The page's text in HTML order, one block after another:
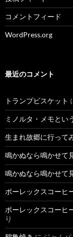
コメントフィード
WordPress.org
最近のコメント
トランプビスケット
ミノルタ・メモとい
生まれ故郷に行って
鳴かぬなら鳴かせて
鳴かぬなら鳴かせて
ポーレックスコーヒ
ポーレックスコーヒ
り